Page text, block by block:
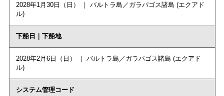
2028年1月30日（日） ｜ バルトラ島／ガラパゴス諸島 (エクアド
ル)
下船日｜下船地
2028年2月6日（日） ｜ バルトラ島／ガラパゴス諸島 (エクアド
ル)
システム管理コード